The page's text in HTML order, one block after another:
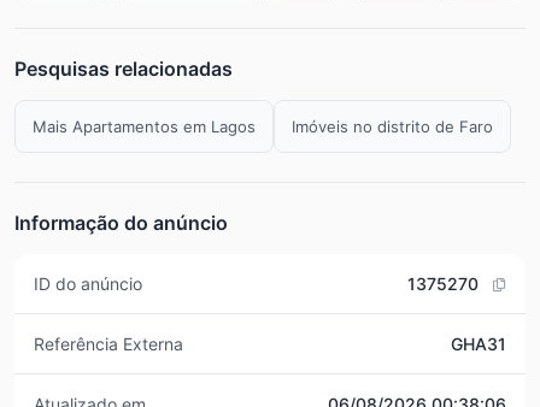
Pesquisas relacionadas
Mais Apartamentos em Lagos Imóveis no distrito de Faro
Informação do anúncio
ID do anúncio 1375270
Referência Externa GHA31